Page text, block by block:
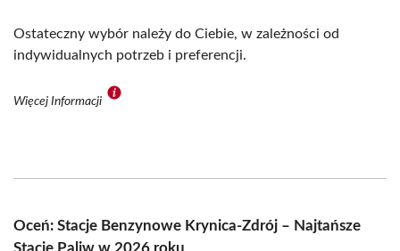
Ostateczny wybór należy do Ciebie, w zależności od
indywidualnych potrzeb i preferencji.
Więcej Informacji
Oceń: Stacje Benzynowe Krynica-Zdrój – Najtańsze
Stacje Paliw w 2026 roku